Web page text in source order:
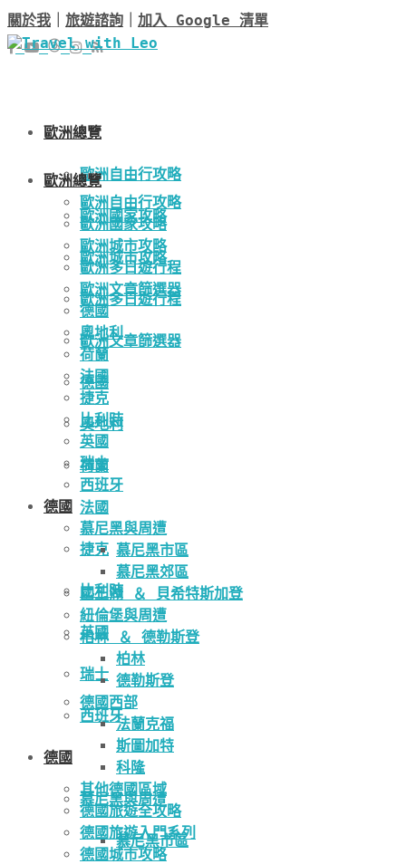
關於我 旅遊諮詢 加入 Google 清單
歐洲總覽
歐洲自由行攻略
歐洲國家攻略
歐洲城市攻略
歐洲多日遊行程
歐洲文章篩選器
德國
奧地利
荷蘭
法國
捷克
比利時
英國
瑞士
西班牙
德國
慕尼黑與周遭
慕尼黑市區
歐洲總覽
歐洲自由行攻略
歐洲國家攻略
歐洲城市攻略
歐洲多日遊行程
歐洲文章篩選器
德國
奧地利
荷蘭
法國
捷克
比利時
英國
瑞士
西班牙
德國
慕尼黑與周遭
慕尼黑市區
慕尼黑郊區
國王湖 ＆ 貝希特斯加登
紐倫堡與周遭
柏林 ＆ 德勒斯登
柏林
德勒斯登
德國西部
法蘭克福
斯圖加特
科隆
其他德國區域
德國旅遊全攻略
德國旅遊入門系列
德國城市攻略